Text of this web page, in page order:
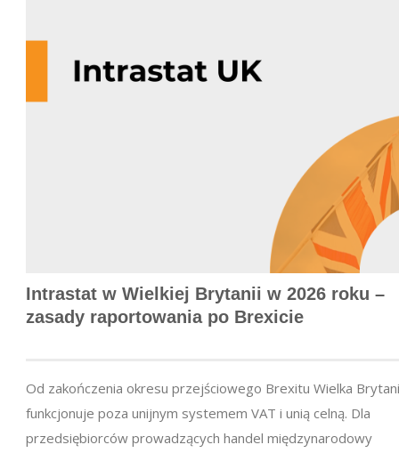
Intrastat w Wielkiej Brytanii w 2026 roku –
zasady raportowania po Brexicie
Od zakończenia okresu przejściowego Brexitu Wielka
funkcjonuje poza unijnym systemem VAT i unią celną. Dla
przedsiębiorców prowadzących handel międzynarodowy